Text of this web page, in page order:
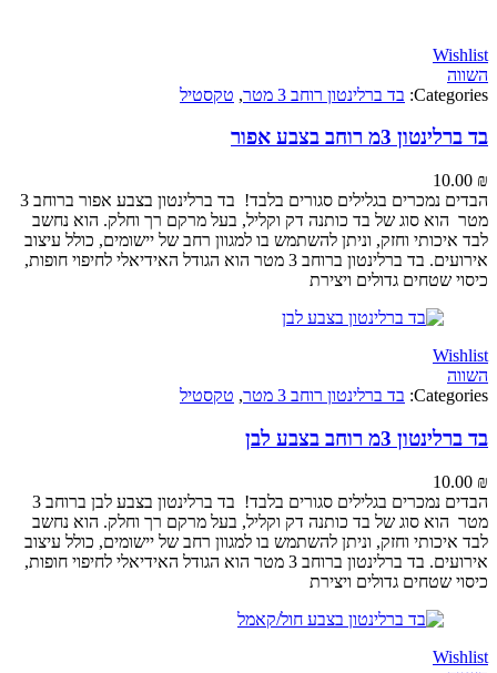
בד ברלינטון רוחב 3 מטר ,טקסטיל
3מ רוחב בצבע אפור
הבדים נמכרים בגלילים סגורים בלבד! בד ברלינטון בצבע אפור ברוחב 3
סוג של בד כותנה דק וקליל, בעל מרקם רך וחלק. הוא נחשב
וחזק, וניתן להשתמש בו למגוון רחב של יישומים, כולל עיצוב
אירועים. בד ברלינטון ברוחב 3 מטר הוא הגודל האידיאלי לחיפוי חופות,
שטחים גדולים ויצירת
בד ברלינטון רוחב 3 מטר ,טקסטיל
3מ רוחב בצבע לבן
הבדים נמכרים בגלילים סגורים בלבד! בד ברלינטון בצבע לבן ברוחב 3
סוג של בד כותנה דק וקליל, בעל מרקם רך וחלק. הוא נחשב
וחזק, וניתן להשתמש בו למגוון רחב של יישומים, כולל עיצוב
אירועים. בד ברלינטון ברוחב 3 מטר הוא הגודל האידיאלי לחיפוי חופות,
שטחים גדולים ויצירת